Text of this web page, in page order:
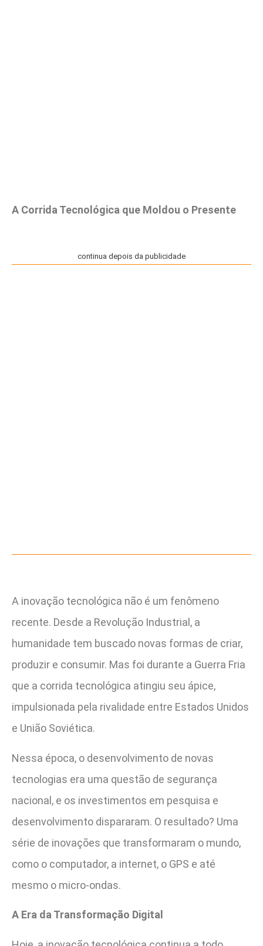
A Corrida Tecnológica que Moldou o Presente
continua depois da publicidade
A inovação tecnológica não é um fenômeno
recente. Desde a Revolução Industrial, a
humanidade tem buscado novas formas de criar,
produzir e consumir. Mas foi durante a Guerra Fria
que a corrida tecnológica atingiu seu ápice,
impulsionada pela rivalidade entre Estados Unidos
e União Soviética.
Nessa época, o desenvolvimento de novas
tecnologias era uma questão de segurança
nacional, e os investimentos em pesquisa e
desenvolvimento dispararam. O resultado? Uma
série de inovações que transformaram o mundo,
como o computador, a internet, o GPS e até
mesmo o micro-ondas.
A Era da Transformação Digital